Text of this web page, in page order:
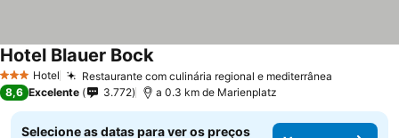
3 EstrelasHotel Restaurante com culinária regional e mediterrânea
Hotel Blauer Bock
8,6 Excelente 3.772 a 0.3 km de Marienplatz
Selecione as datas para ver os preços